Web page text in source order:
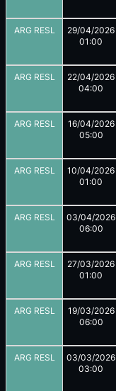
ARG RESL
29/04/2026
01:00
ARG RESL
22/04/2026
04:00
ARG RESL
16/04/2026
05:00
ARG RESL
10/04/2026
01:00
ARG RESL
03/04/2026
06:00
ARG RESL
27/03/2026
01:00
ARG RESL
19/03/2026
06:00
ARG RESL
03/03/2026
03:00